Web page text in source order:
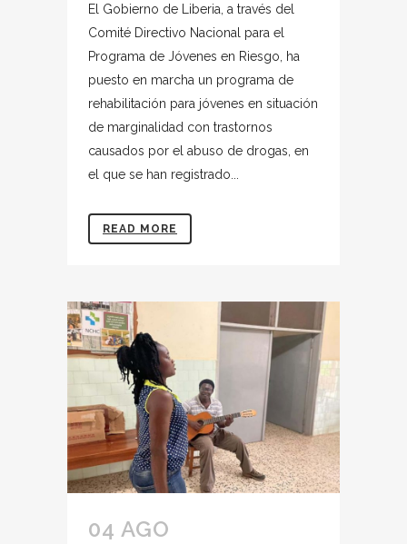
El Gobierno de Liberia, a través del
Comité Directivo Nacional para el
Programa de Jóvenes en Riesgo, ha
puesto en marcha un programa de
rehabilitación para jóvenes en situación
de marginalidad con trastornos
causados por el abuso de drogas, en
el que se han registrado...
READ MORE
04 AGO